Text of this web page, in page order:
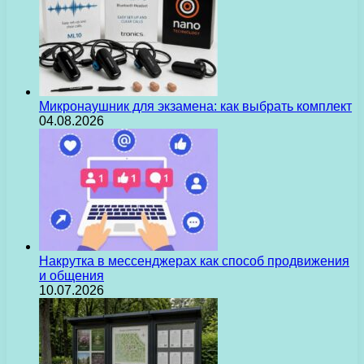
Микронаушник для экзамена: как выбрать комплект
04.08.2026
Накрутка в мессенджерах как способ продвижения
и общения
10.07.2026